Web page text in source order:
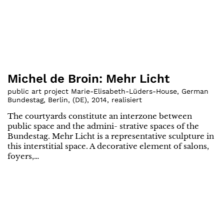
Michel de Broin: Mehr Licht
public art project Marie-Elisabeth-Lüders-House, German
Bundestag, Berlin, (DE), 2014, realisiert
The courtyards constitute an interzone between
public space and the admini- strative spaces of the
Bundestag. Mehr Licht is a representative sculpture in
this interstitial space. A decorative element of salons,
foyers,…